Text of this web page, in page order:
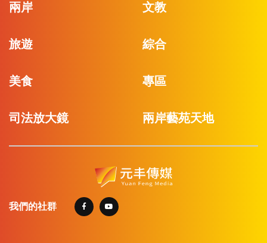
兩岸 文教
旅遊 綜合
美食 專區
司法放大鏡 兩岸藝苑天地
我們的社群